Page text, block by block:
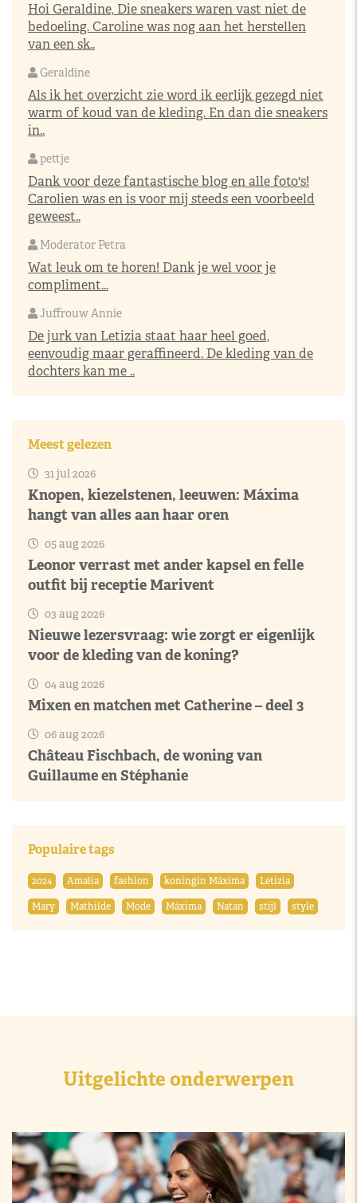
Hoi Geraldine, Die sneakers waren vast niet de
bedoeling. Caroline was nog aan het herstellen
van een sk..
Geraldine
Als ik het overzicht zie word ik eerlijk gezegd niet
warm of koud van de kleding. En dan die sneakers
in..
pettje
Dank voor deze fantastische blog en alle foto's!
Carolien was en is voor mij steeds een voorbeeld
geweest..
Moderator Petra
Wat leuk om te horen! Dank je wel voor je
compliment...
Juffrouw Annie
De jurk van Letizia staat haar heel goed,
eenvoudig maar geraffineerd. De kleding van de
dochters kan me ..
Meest gelezen
31 jul 2026
Knopen, kiezelstenen, leeuwen: Máxima
hangt van alles aan haar oren
05 aug 2026
Leonor verrast met ander kapsel en felle
outfit bij receptie Marivent
03 aug 2026
Nieuwe lezersvraag: wie zorgt er eigenlijk
voor de kleding van de koning?
04 aug 2026
Mixen en matchen met Catherine – deel 3
06 aug 2026
Château Fischbach, de woning van
Guillaume en Stéphanie
Populaire tags
2024 Amalia fashion koningin Máxima
Letizia
Mary
Mathilde Mode Máxima Natan stijl style
Uitgelichte onderwerpen